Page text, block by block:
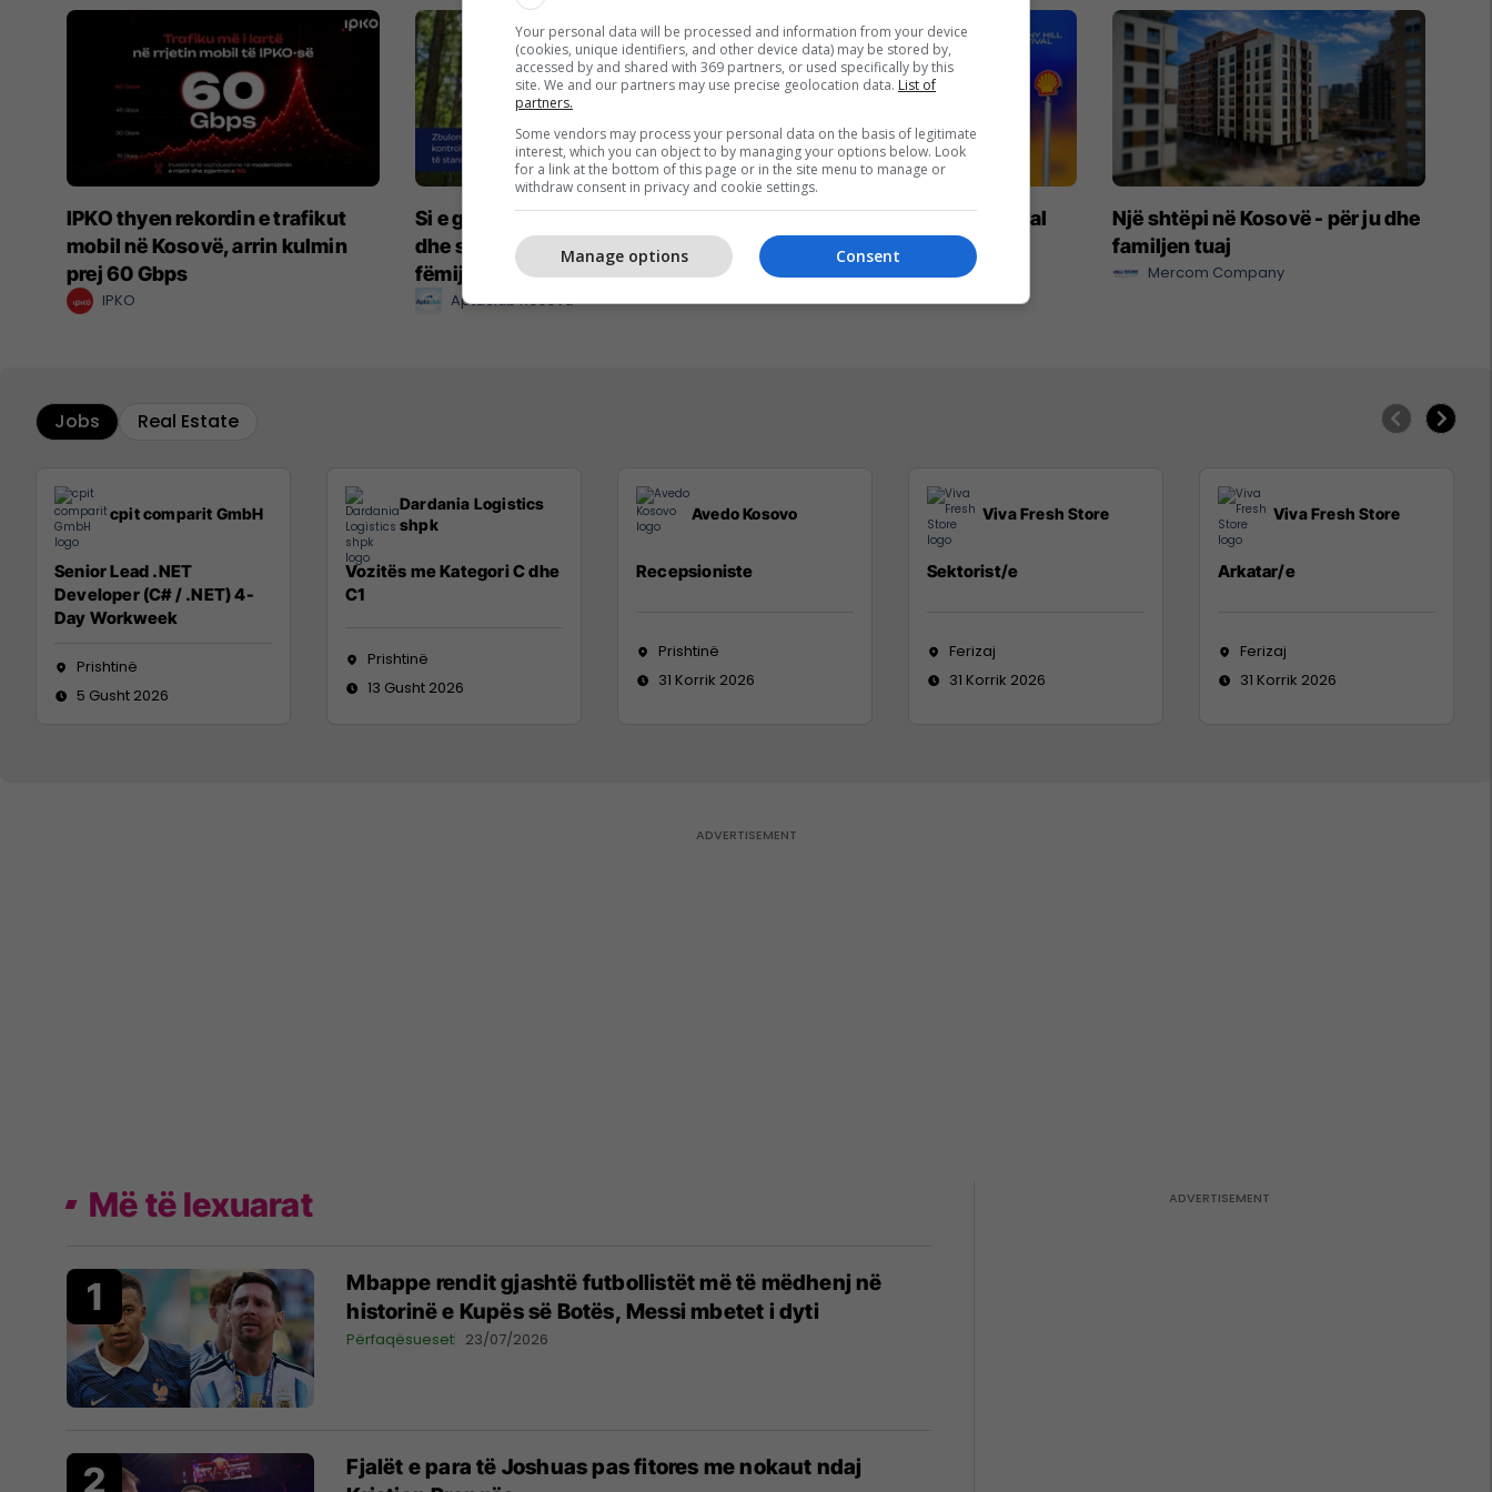
IPKO thyen rekordin e trafikut
mobil në Kosovë, arrin kulmin
prej 60 Gbps
IPKO
Si e garanton Aptamil cilësinë
dhe sigurinë e produkteve për
fëmijët mbi 1 vjeç
Aptaclub Kosova
Përjetojeni Sunny Hill Festival
2026 me energjinë e Shell-it
Një shtëpi në Kosovë - për ju dhe
familjen tuaj
Mercom Company
Jobs Real Estate
cpit comparit GmbH
Senior Lead .NET
Developer (C# / .NET) 4-
Day Workweek
Prishtinë
5 Gusht 2026
Dardania Logistics
shpk
Vozitës me Kategori C dhe
C1
Prishtinë
13 Gusht 2026
Avedo Kosovo
Recepsioniste
Prishtinë
31 Korrik 2026
Viva Fresh Store
Sektorist/e
Ferizaj
31 Korrik 2026
Viva Fresh Store
Arkatar/e
Ferizaj
31 Korrik 2026
Më të lexuarat
Mbappe rendit gjashtë futbollistët më të mëdhenj në
historinë e Kupës së Botës, Messi mbetet i dyti
Përfaqësueset 23/07/2026
Fjalët e para të Joshuas pas fitores me nokaut ndaj
Your personal data will be processed and information from your device
(cookies, unique identifiers, and other device data) may be stored by,
accessed by and shared with 369 partners, or used specifically by this
site. We and our partners may use precise geolocation data. List of
partners.
Some vendors may process your personal data on the basis of legitimate
interest, which you can object to by managing your options below. Look
for a link at the bottom of this page or in the site menu to manage or
withdraw consent in privacy and cookie settings.
Consent
Manage options